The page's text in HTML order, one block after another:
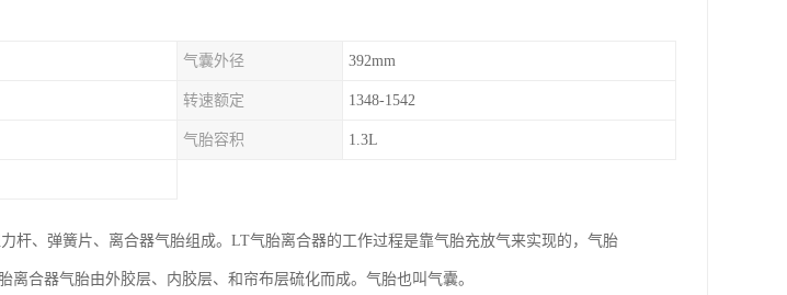
气囊外径 392mm
转速额定 1348-1542
气胎容积 1.3L
杆、弹簧片、离合器气胎组成。LT气胎离合器的工作过程是靠气胎充放气来实现的，气胎
离合器气胎由外胶层、内胶层、和帘布层硫化而成。气胎也叫气囊。